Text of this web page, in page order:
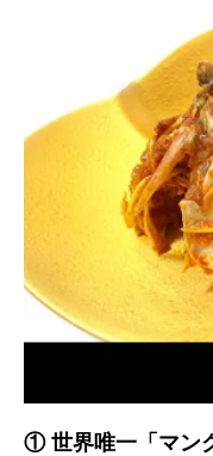
① 世界唯一「マン